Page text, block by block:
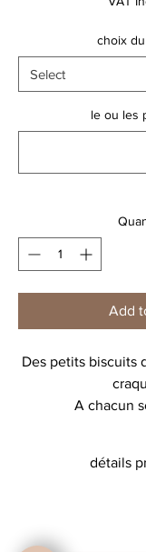
choix
le ou les
Add
Des petits biscuits
A chacun
détails